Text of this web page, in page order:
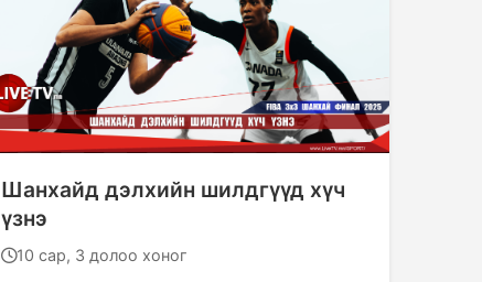
Шанхайд дэлхийн шилдгүүд хүч
үзнэ
10 сар, 3 долоо хоног